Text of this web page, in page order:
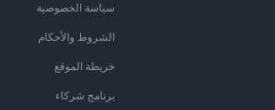
سياسة الخصوصية
الشروط والأحكام
خريطة الموقع
برنامج شركاء